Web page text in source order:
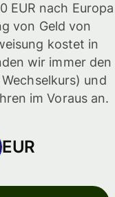
EUR nach Europa
von Geld von
kostet in
wir immer den
und
im Voraus an.
EUR